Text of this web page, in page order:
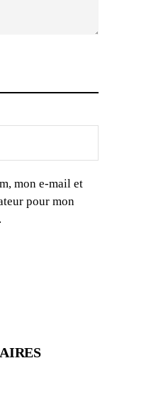
mon e-mail et
pour mon